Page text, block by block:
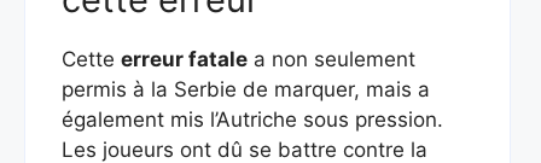
Cette erreur fatale a non seulement
permis à la Serbie de marquer, mais a
également mis l’Autriche sous pression.
Les joueurs ont dû se battre contre la